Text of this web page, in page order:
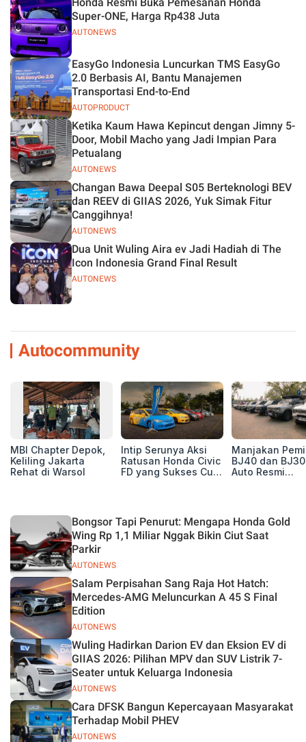
Jelas
AUTONEWS
Super-ONE, Harga Rp438 Juta
AUTOPRODUCT
EasyGo Indonesia Luncurkan TMS EasyGo
2.0 Berbasis AI, Bantu Manajemen
Transportasi End-to-End
AUTONEWS
Ketika Kaum Hawa Kepincut dengan Jimny 5-
Door, Mobil Macho yang Jadi Impian Para
Petualang
AUTONEWS
Changan Bawa Deepal S05 Berteknologi BEV
dan REEV di GIIAS 2026, Yuk Simak Fitur
Canggihnya!
AUTONEWS
Dua Unit Wuling Aira ev Jadi Hadiah di The
Icon Indonesia Grand Final Result
Autocommunity
MBI Chapter Depok,
Keliling Jakarta
Rehat di Warsol
Intip Serunya Aksi
Ratusan Honda Civic
FD yang Sukses Curi
Manjakan
BJ40 dan
Auto Resmi
AUTONEWS
Bongsor Tapi Penurut: Mengapa Honda Gold
Wing Rp 1,1 Miliar Nggak Bikin Ciut Saat
Parkir
AUTONEWS
Salam Perpisahan Sang Raja Hot Hatch:
Mercedes-AMG Meluncurkan A 45 S Final
Edition
AUTONEWS
Wuling Hadirkan Darion EV dan Eksion EV di
GIIAS 2026: Pilihan MPV dan SUV Listrik 7-
Seater untuk Keluarga Indonesia
AUTONEWS
Cara DFSK Bangun Kepercayaan Masyarakat
Terhadap Mobil PHEV